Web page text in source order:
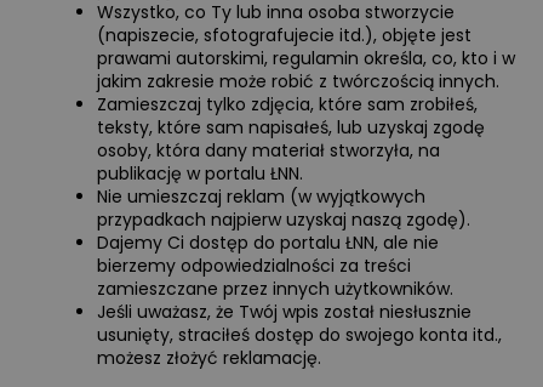
Wszystko, co Ty lub inna osoba stworzycie
(napiszecie, sfotografujecie itd.), objęte jest
prawami autorskimi, regulamin określa, co, kto i w
jakim zakresie może robić z twórczością innych.
Zamieszczaj tylko zdjęcia, które sam zrobiłeś,
teksty, które sam napisałeś, lub uzyskaj zgodę
osoby, która dany materiał stworzyła, na
publikację w portalu ŁNN.
Nie umieszczaj reklam (w wyjątkowych
przypadkach najpierw uzyskaj naszą zgodę).
Dajemy Ci dostęp do portalu ŁNN, ale nie
bierzemy odpowiedzialności za treści
zamieszczane przez innych użytkowników.
Jeśli uważasz, że Twój wpis został niesłusznie
usunięty, straciłeś dostęp do swojego konta itd.,
możesz złożyć reklamację.